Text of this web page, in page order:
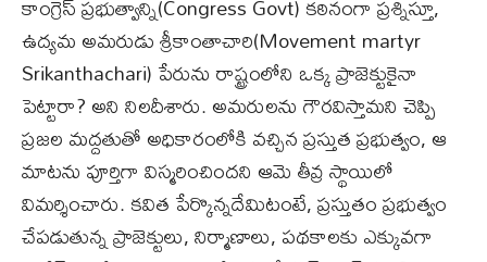
కాంగ్రెస్ ప్రభుత్వాన్ని(Congress Govt) కఠినంగా ప్రశ్నిస్తూ,
ఉద్యమ అమరుడు శ్రీకాంతాచారి(Movement martyr
Srikanthachari) పేరును రాష్ట్రంలోని ఒక్క ప్రాజెక్టుకైనా
పెట్టారా? అని నిలదీశారు. అమరులను గౌరవిస్తామని చెప్పి
ప్రజల మద్దతుతో అధికారంలోకి వచ్చిన ప్రస్తుత ప్రభుత్వం, ఆ
మాటను పూర్తిగా విస్మరించిందని ఆమె తీవ్ర స్థాయిలో
విమర్శించారు. కవిత పేర్కొన్నదేమిటంటే, ప్రస్తుతం ప్రభుత్వం
చేపడుతున్న ప్రాజెక్టులు, నిర్మాణాలు, పథకాలకు ఎక్కువగా